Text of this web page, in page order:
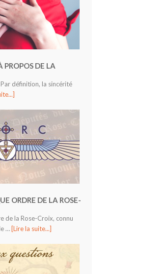
PROPOS DE LA
définition, la sincérité
ORDRE DE LA ROSE-
de la Rose-Croix, connu
… [Lire la suite...]